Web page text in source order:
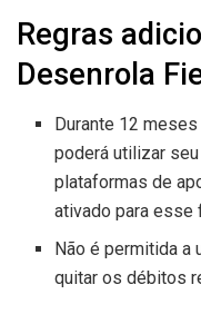
Regras
Desenrola
Durante 12
poderá utilizar
plataformas de
ativado para esse
Não é permitida a
quitar os débitos